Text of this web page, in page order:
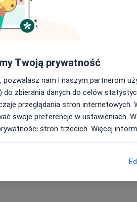
pracy. Moje zainteresowania
Zawsze staram się
korzystam z wszelkich
aby przyszła praca była w pełni
interdyscyplinarny, dlatego
Art Studio, gdzie pacjenci
ze sobą zespół
do leczenia może przynieść
jest oferowanie Państwu
zaopatrzony jest w nowoczesny
podkreślam, że stawiamy na
jest dla nas bezcenne.
Twoją prywatność
pozwalasz nam i naszym partnerom
do zbierania danych do celów
przeglądania stron internetowych.
swoje preferencje w ustawieniach.
stron trzecich. Więcej